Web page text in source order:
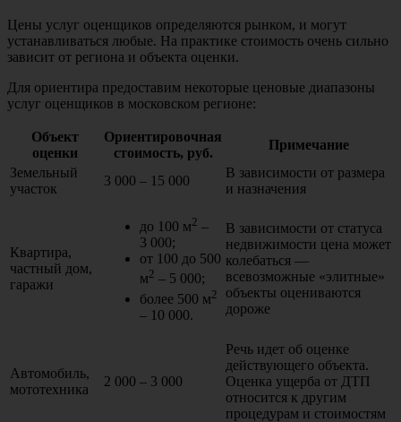
Цены услуг оценщиков определяются рынком, и могут
устанавливаться любые. На практике стоимость очень сильно
зависит от региона и объекта оценки.
Для ориентира предоставим некоторые ценовые диапазоны
услуг оценщиков в московском регионе:
Объект
оценки
Ориентировочная
стоимость, руб.
Примечание
Земельный
участок
3 000 – 15 000
В зависимости от размера
и назначения
Квартира,
частный дом,
гаражи
до 100 м2 –
3 000;
от 100 до 500
м2 – 5 000;
более 500 м2
– 10 000.
В зависимости от статуса
недвижимости цена может
колебаться —
всевозможные «элитные»
объекты оцениваются
дороже
Автомобиль,
мототехника
2 000 – 3 000
Речь идет об оценке
действующего объекта.
Оценка ущерба от ДТП
относится к другим
процедурам и стоимостям